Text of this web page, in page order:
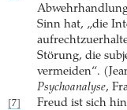
Sinn hat, „die
Störung, die
vermeiden“.
Psychoanalyse,
[7]
Freud ist sich